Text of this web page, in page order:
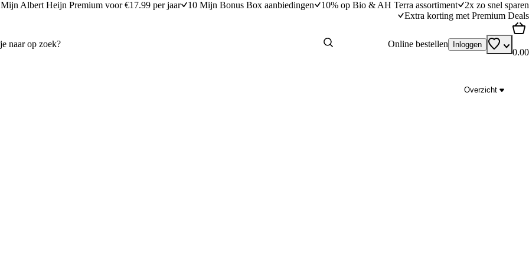
Mijn Albert Heijn Premium voor €17.99 per jaar 10 Mijn Bonus Box aanbiedingen 10% op Bio & AH Terra assortiment
2x zo snel sparen
Extra korting met Premium Deals
Online bestellen Inloggen
0.00
Overzicht